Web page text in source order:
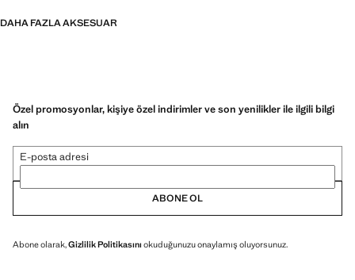
DAHA FAZLA AKSESUAR
Özel promosyonlar, kişiye özel indirimler ve son yenilikler ile ilgili bilgi
alın
E-posta adresi
ABONE OL
Abone olarak,Gizlilik Politikasını okuduğunuzu onaylamış oluyorsunuz.